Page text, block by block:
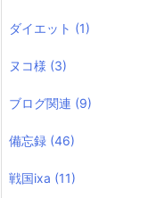
ダイエット (1)
ヌコ様 (3)
ブログ関連 (9)
備忘録 (46)
戦国ixa (11)